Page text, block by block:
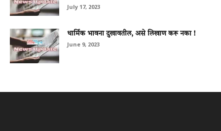
July 17, 2023
धार्मिक भावना दुखावतील, असे लिखाण करू नका !
June 9, 2023